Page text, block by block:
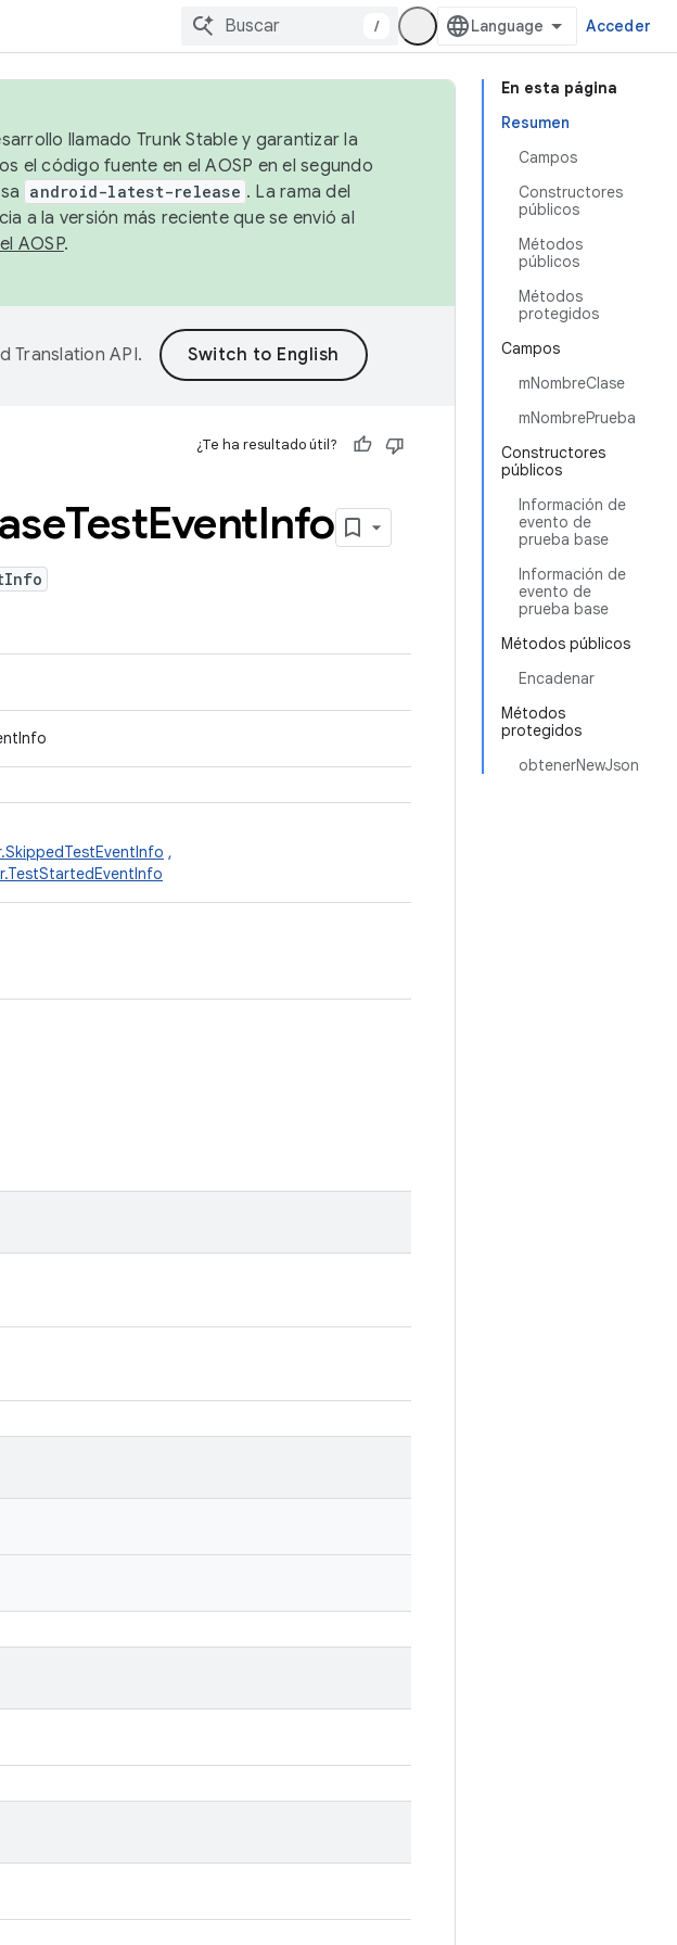
/ Acceder
En esta página
Resumen
Campos
Constructores
públicos
Métodos
públicos
Métodos
protegidos
Campos
mNombreClase
mNombrePrueba
Constructores
públicos
Información de
evento de
prueba base
Información de
evento de
prueba base
Métodos públicos
Encadenar
Métodos
protegidos
obtenerNewJson
llamado Trunk Stable y garantizar la
el código fuente en el AOSP en el segundo
android-latest-release . La rama del
a la versión más reciente que se envió al
AOSP.
Translation API.
¿Te ha resultado útil?
TestEventInfo
,